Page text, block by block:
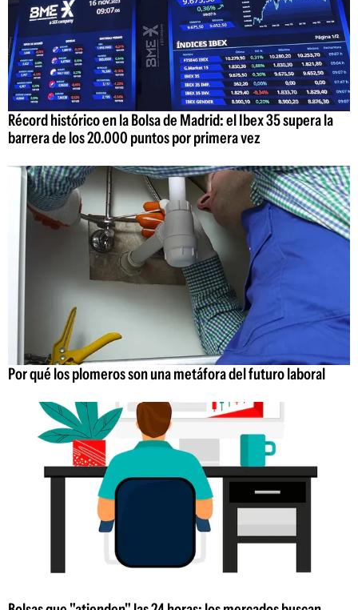
Récord histórico en la Bolsa de Madrid: el Ibex 35 supera la
barrera de los 20.000 puntos por primera vez
Por qué los plomeros son una metáfora del futuro laboral